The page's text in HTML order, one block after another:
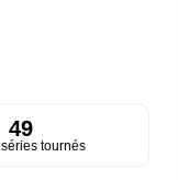
49
tournés